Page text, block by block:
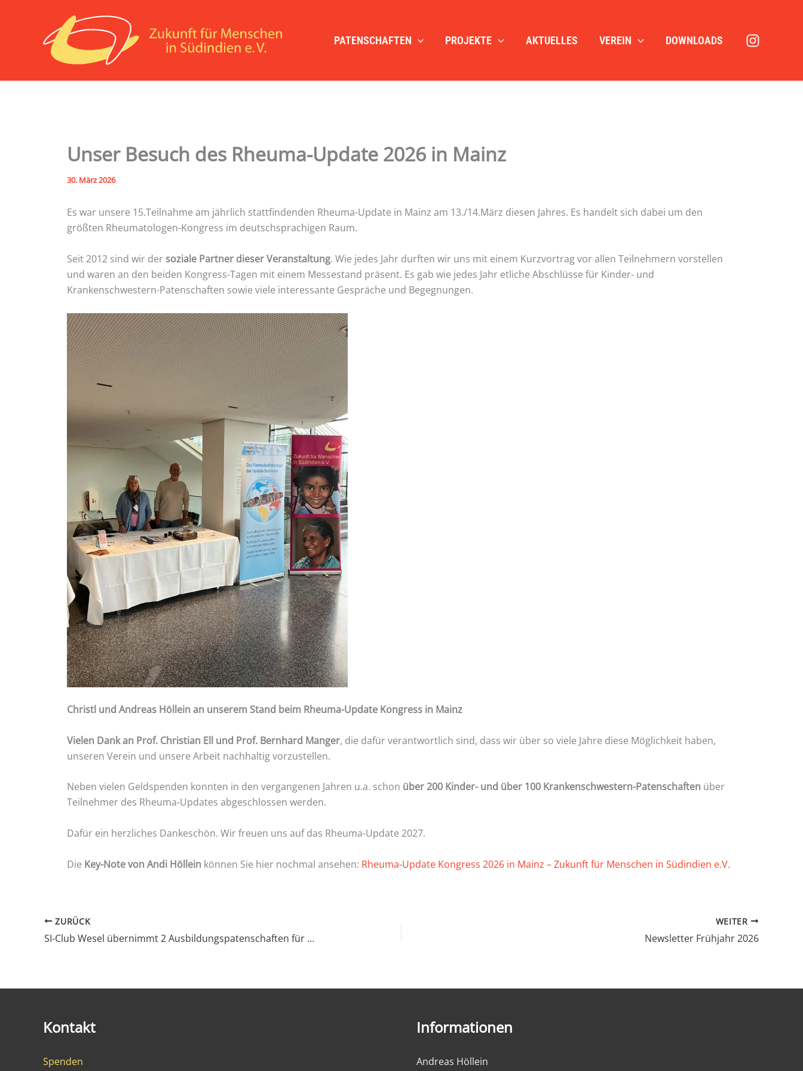
PATENSCHAFTEN PROJEKTE AKTUELLES VEREIN DOWNLOADS
Unser Besuch des Rheuma-Update 2026 in Mainz
30. März 2026
Es war unsere 15.Teilnahme am jährlich stattfindenden Rheuma-Update in Mainz am 13./14.März diesen Jahres. Es handelt sich dabei um den
größten Rheumatologen-Kongress im deutschsprachigen Raum.
Seit 2012 sind wir dersoziale Partner dieser Veranstaltung. Wie jedes Jahr durften wir uns mit einem Kurzvortrag vor allen Teilnehmern vorstellen
und waren an den beiden Kongress-Tagen mit einem Messestand präsent. Es gab wie jedes Jahr etliche Abschlüsse für Kinder- und
Krankenschwestern-Patenschaften sowie viele interessante Gespräche und Begegnungen.
Christl und Andreas Höllein an unserem Stand beim Rheuma-Update Kongress in Mainz
Vielen Dank an Prof. Christian Ell und Prof. Bernhard Manger, die dafür verantwortlich sind, dass wir über so viele Jahre diese Möglichkeit haben,
unseren Verein und unsere Arbeit nachhaltig vorzustellen.
Neben vielen Geldspenden konnten in den vergangenen Jahren u.a. schon über 200 Kinder- und über 100 Krankenschwestern-Patenschaften über
Teilnehmer des Rheuma-Updates abgeschlossen werden.
Dafür ein herzliches Dankeschön. Wir freuen uns auf das Rheuma-Update 2027.
Die Key-Note von Andi Höllein können Sie hier nochmal ansehen: Rheuma-Update Kongress 2026 in Mainz – Zukunft für Menschen in Südindien e.V.
ZURÜCK
SI-Club Wesel übernimmt 2 Ausbildungspatenschaften für Krankenschwestern
WEITER
Newsletter Frühjahr 2026
Kontakt
Spenden
Informationen
Andreas Höllein